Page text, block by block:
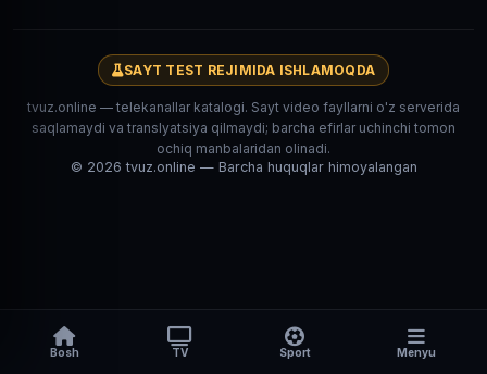
SAYT TEST REJIMIDA ISHLAMOQDA
tvuz.online — telekanallar katalogi. Sayt video fayllarni o'z serverida
saqlamaydi va translyatsiya qilmaydi; barcha efirlar uchinchi tomon
ochiq manbalaridan olinadi.
© 2026 tvuz.online — Barcha huquqlar himoyalangan
Bosh TV Sport Menyu